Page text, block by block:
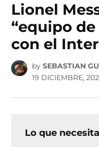
Lionel
“equipo de
con el
by SEBASTIAN
19 DICIEMBRE,
Lo que